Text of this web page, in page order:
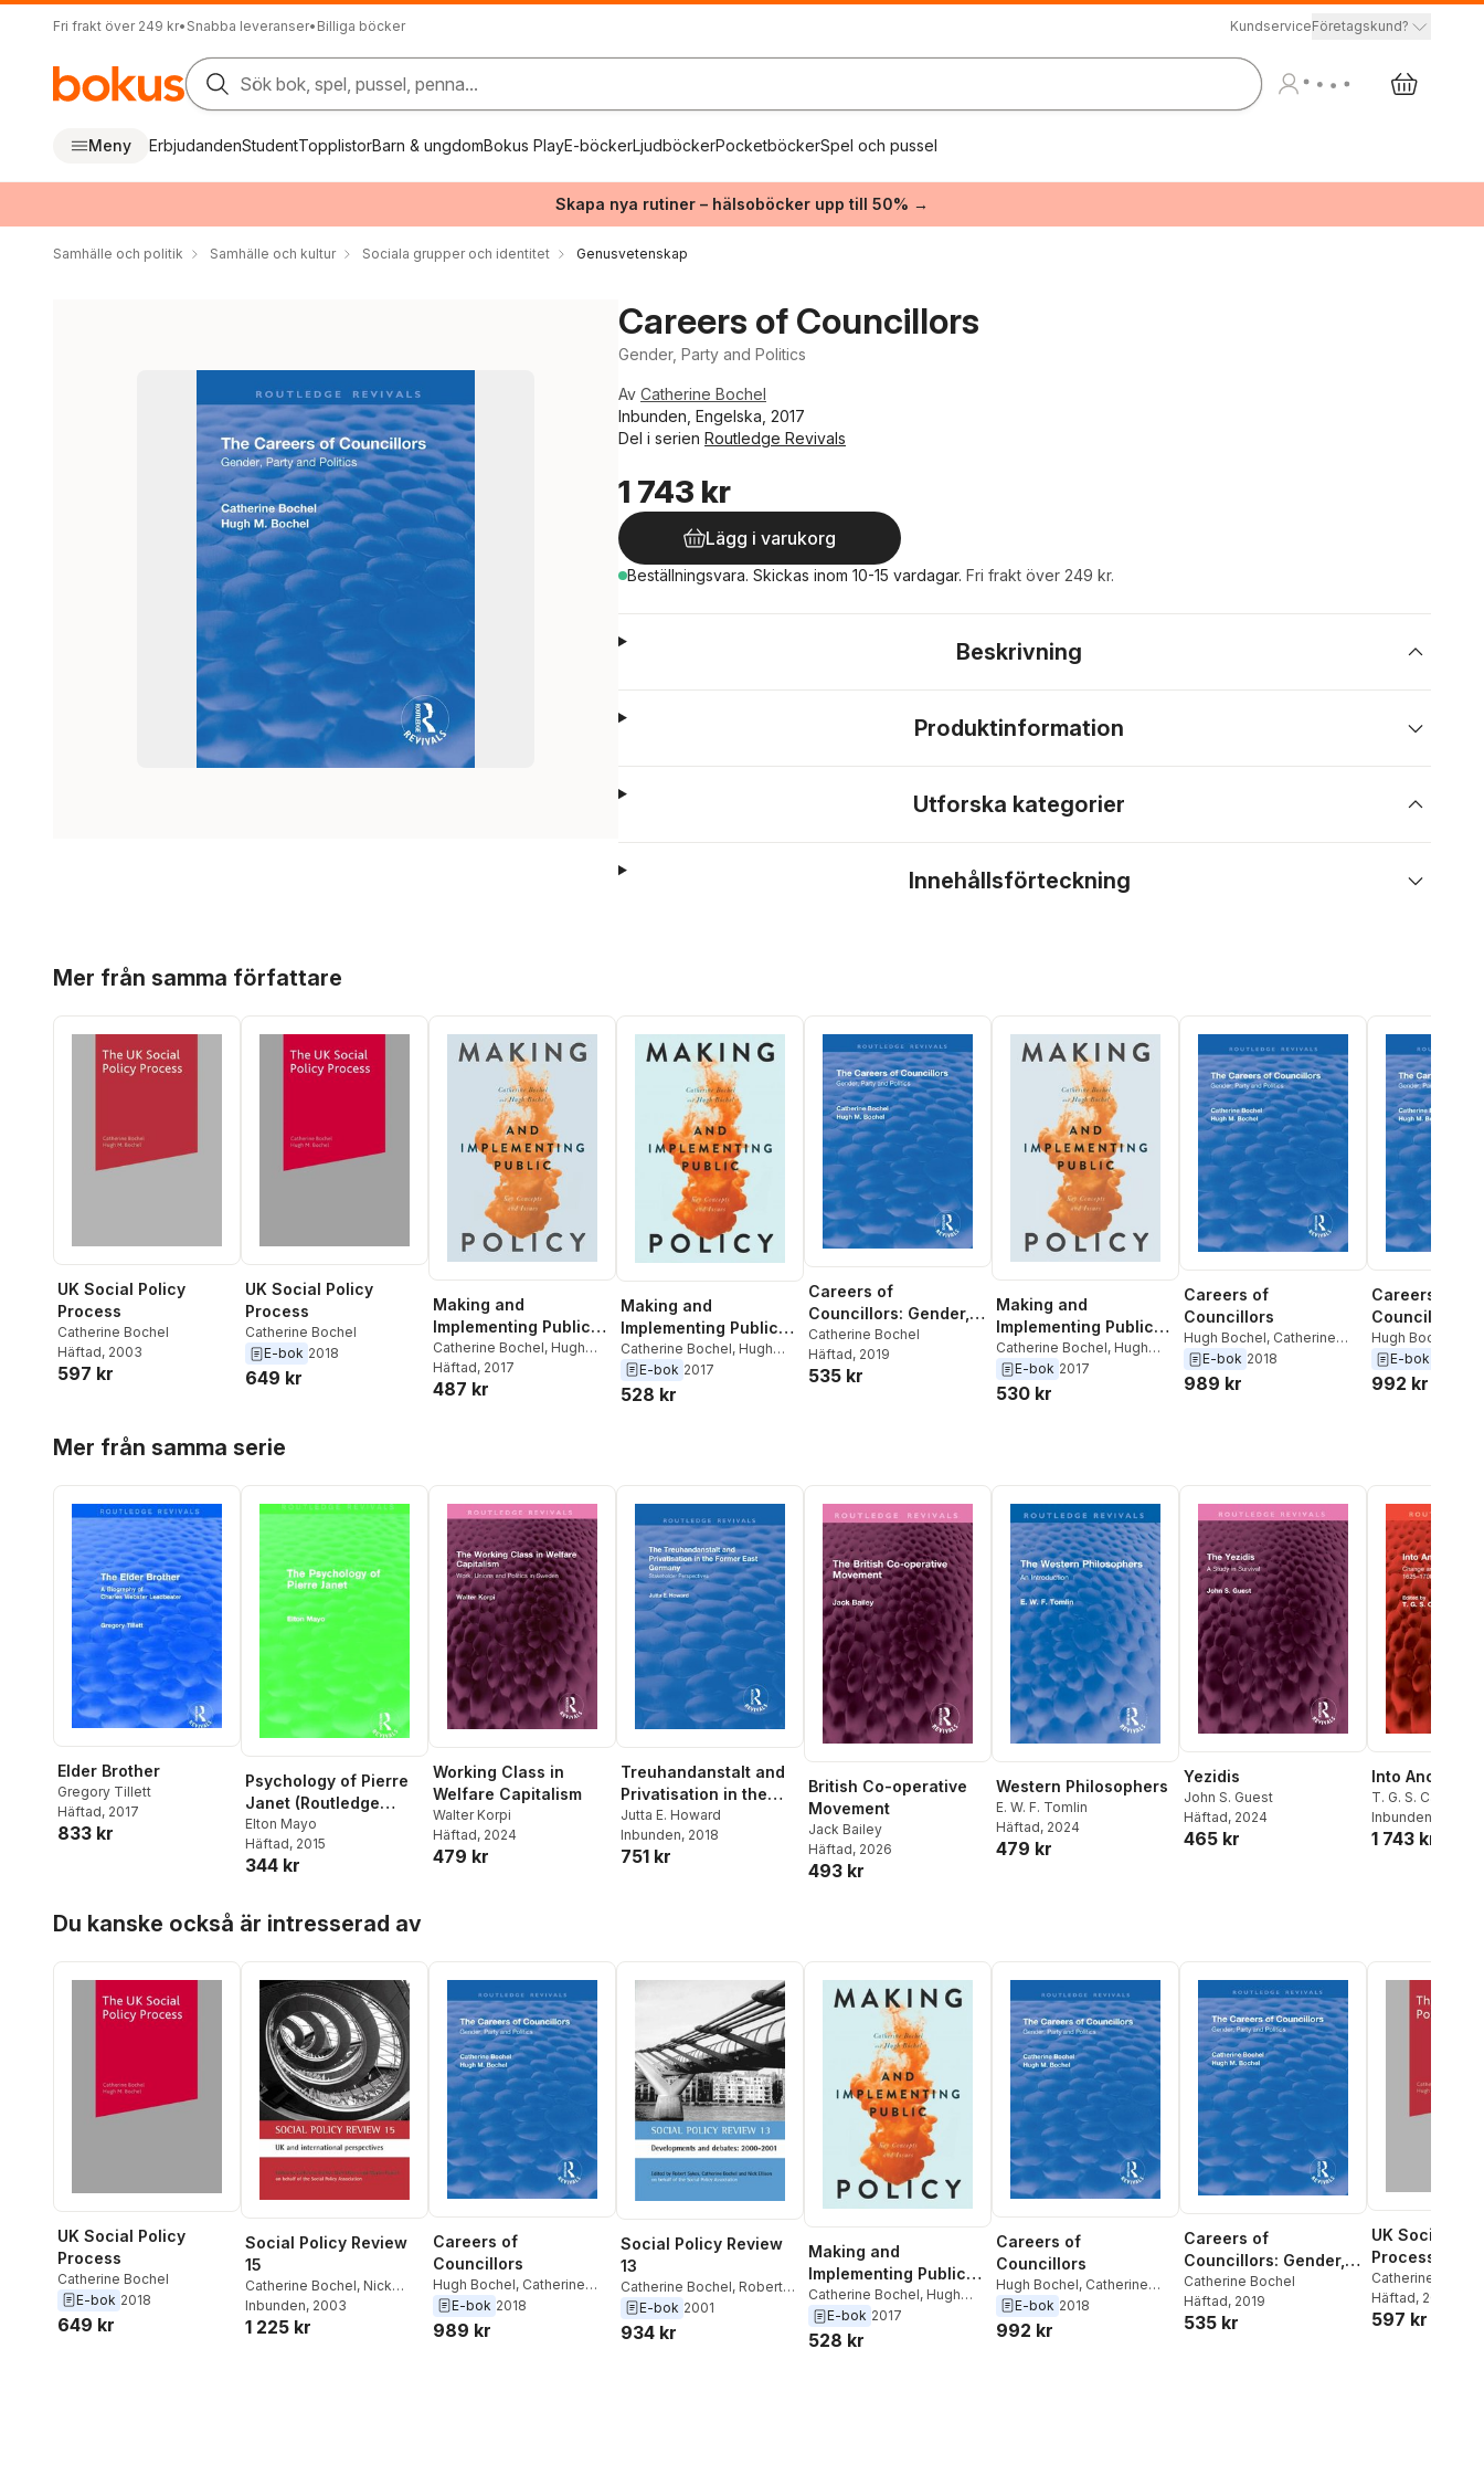
Fri frakt över 249 kr• Snabba leveranser• Billiga böcker KundserviceFöretagskund?
Sök bok, spel, pussel, penna...
Meny ErbjudandenStudentTopplistorBarn & ungdomBokus PlayE-böckerLjudböckerPocketböckerSpel och pussel
Skapa nya rutiner – hälsoböcker upp till 50% →
Samhälle och politik Samhälle och kultur Sociala grupper och identitet Genusvetenskap
Careers of Councillors
Gender, Party and Politics
Av Catherine Bochel
Inbunden, Engelska, 2017
Del i serien Routledge Revivals
1 743 kr
Lägg i varukorg
Beställningsvara. Skickas inom 10-15 vardagar. Fri frakt över 249 kr.
Beskrivning
Produktinformation
Utforska kategorier
Innehållsförteckning
Mer från samma författare
UK Social Policy
Process
Catherine Bochel
Häftad, 2003
597 kr
UK Social Policy
Process
Catherine Bochel
E-bok 2018
649 kr
Making and
Implementing Public
Policy
Catherine Bochel, Hugh
Bochel
Häftad, 2017
487 kr
Making and
Implementing Public
Policy
Catherine Bochel, Hugh
Bochel
E-bok 2017
528 kr
Careers of
Councillors: Gender,
Party and Politics
Catherine Bochel
Häftad, 2019
535 kr
Making and
Implementing Public
Policy
Catherine Bochel, Hugh
Bochel
E-bok 2017
530 kr
Careers of
Councillors
Hugh Bochel, Catherine
Bochel
E-bok 2018
989 kr
Careers of
Councillors
Hugh Bochel
Bochel
E-bok
992 kr
Mer från samma serie
Elder Brother
Gregory Tillett
Häftad, 2017
833 kr
Psychology of Pierre
Janet (Routledge
Revivals)
Elton Mayo
Häftad, 2015
344 kr
Working Class in
Welfare Capitalism
Walter Korpi
Häftad, 2024
479 kr
Treuhandanstalt and
Privatisation in the
Former East Germany
Jutta E. Howard
Inbunden, 2018
751 kr
British Co-operative
Movement
Jack Bailey
Häftad, 2026
493 kr
Western Philosophers
E. W. F. Tomlin
Häftad, 2024
479 kr
Yezidis
John S. Guest
Häftad, 2024
465 kr
Into Another
T. G. S. Cain
Inbunden
1 743 kr
Du kanske också är intresserad av
UK Social Policy
Process
Catherine Bochel
E-bok 2018
649 kr
Social Policy Review
15
Catherine Bochel, Nick
Ellison,Martin Powell
Inbunden, 2003
1 225 kr
Careers of
Councillors
Hugh Bochel, Catherine
Bochel
E-bok 2018
989 kr
Social Policy Review
13
Catherine Bochel, Robert
Sykes
E-bok 2001
934 kr
Making and
Implementing Public
Policy
Catherine Bochel, Hugh
Bochel
E-bok 2017
528 kr
Careers of
Councillors
Hugh Bochel, Catherine
Bochel
E-bok 2018
992 kr
Careers of
Councillors: Gender,
Party and Politics
Catherine Bochel
Häftad, 2019
535 kr
UK Social
Process
Catherine Bochel
Häftad, 2003
597 kr